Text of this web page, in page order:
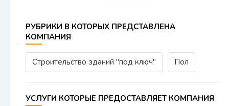
РУБРИКИ В КОТОРЫХ ПРЕДСТАВЛЕНА
КОМПАНИЯ
Строительство зданий "под ключ" Пол
УСЛУГИ КОТОРЫЕ ПРЕДОСТАВЛЯЕТ КОМПАНИЯ